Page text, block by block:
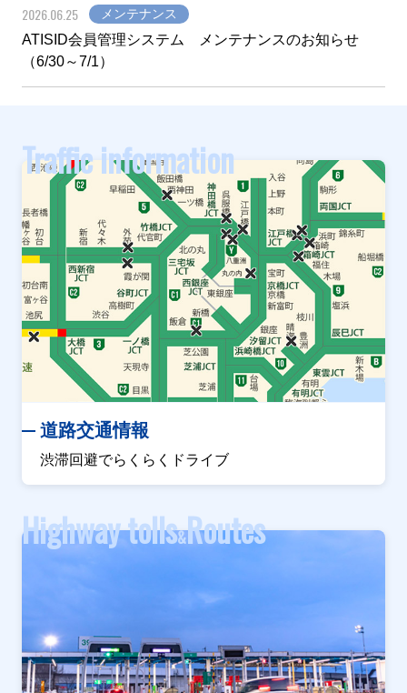
2026.06.25 メンテナンス
ATISID会員管理システム メンテナンスのお知らせ
（6/30～7/1）
Traffic information
道路交通情報
渋滞回避でらくらくドライブ
Highway tolls&Routes